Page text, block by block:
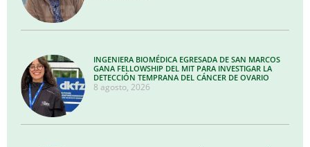
INGENIERA BIOMÉDICA EGRESADA DE SAN MARCOS
GANA FELLOWSHIP DEL MIT PARA INVESTIGAR LA
DETECCIÓN TEMPRANA DEL CÁNCER DE OVARIO
8 agosto, 2026